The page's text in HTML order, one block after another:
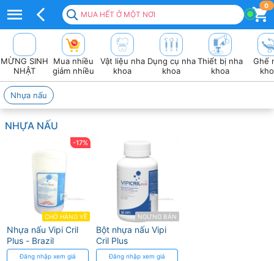
MUA HẾT Ở MỘT NƠI
0
nhựa
nấu
vipi
nha
khoa
MỪNG SINH
NHẬT
Mua nhiều
giảm nhiều
Vật liệu nha
khoa
Dụng cụ nha
khoa
Thiết bị nha
khoa
Ghế
Nhựa nấu
NHỰA NẤU
-17%
CHỜ HÀNG VỀ
Nhựa nấu Vipi Cril
Plus - Brazil
Đăng nhập xem giá
NGƯNG BÁN
Bột nhựa nấu Vipi
Cril Plus
Đăng nhập xem giá